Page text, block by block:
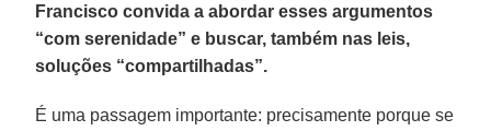
Francisco convida a abordar esses argumentos
“com serenidade” e buscar, também nas leis,
soluções “compartilhadas”.
É uma passagem importante: precisamente porque se